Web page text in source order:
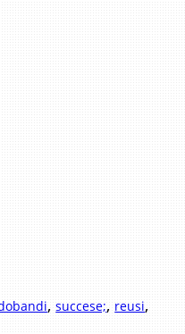
,succese;, reusi,